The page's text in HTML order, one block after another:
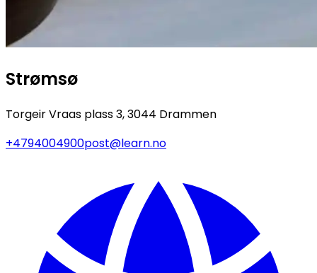
Strømsø
Torgeir Vraas plass 3, 3044 Drammen
+4794004900post@learn.no